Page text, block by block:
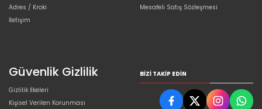
Adres / Kroki
İletişim
Mesafeli Satış Sözleşmesi
Güvenlik Gizlilik
Gizlilik İlkeleri
Kişisel Verilen Korunması
BIZI TAKIP EDIN